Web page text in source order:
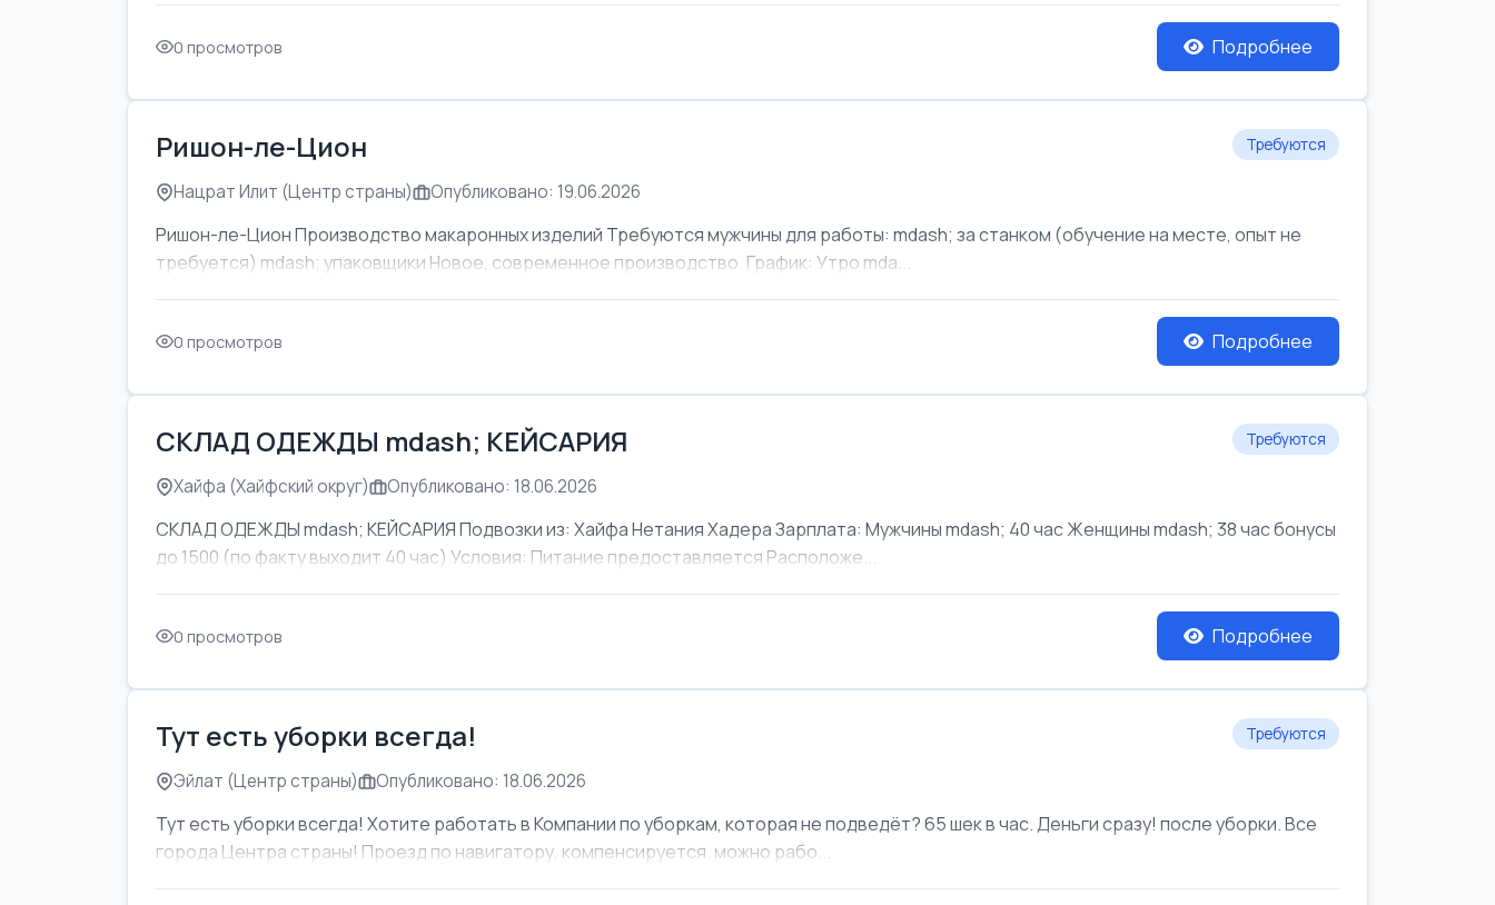
0 просмотров Подробнее
Ришон-ле-Цион Требуются
Нацрат Илит (Центр страны) Опубликовано: 19.06.2026
Ришон-ле-Цион Производство макаронных изделий Требуются мужчины для работы: mdash; за станком (обучение на месте, опыт не
требуется) mdash; упаковщики Новое, современное производство. График: Утро mda...
0 просмотров Подробнее
СКЛАД ОДЕЖДЫ mdash; КЕЙСАРИЯ Требуются
Хайфа (Хайфский округ) Опубликовано: 18.06.2026
СКЛАД ОДЕЖДЫ mdash; КЕЙСАРИЯ Подвозки из: Хайфа Нетания Хадера Зарплата: Мужчины mdash; 40 час Женщины mdash; 38 час бонусы
до 1500 (по факту выходит 40 час) Условия: Питание предоставляется Расположе...
0 просмотров Подробнее
Тут есть уборки всегда! Требуются
Эйлат (Центр страны) Опубликовано: 18.06.2026
Тут есть уборки всегда! Хотите работать в Компании по уборкам, которая не подведёт? 65 шек в час. Деньги сразу! после уборки. Все
города Центра страны! Проезд по навигатору, компенсируется. можно рабо...